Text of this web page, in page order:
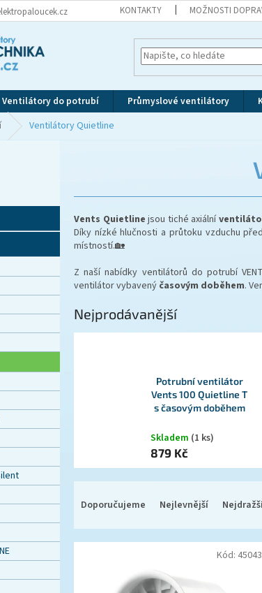
KONTAKTY MOŽNOSTI
Ventilátory do potrubí Průmyslové ventilátory
Ventilátory Quietline
Vents Quietline jsou tiché axiální
Díky nízké hlučnosti a průtoku vzduchu
místností.🏡
Z naší nabídky ventilátorů do potrubí
ventilátor vybavený časovým doběhem.
Nejprodávanější
Potrubní ventilátor
Vents 100 Quietline T
s časovým doběhem
Skladem (1 ks)
879 Kč
e
Doporučujeme Nejlevnější
Kód: 45043